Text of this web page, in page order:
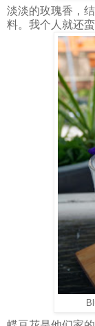
淡淡的玫瑰香，
料。我个人就还